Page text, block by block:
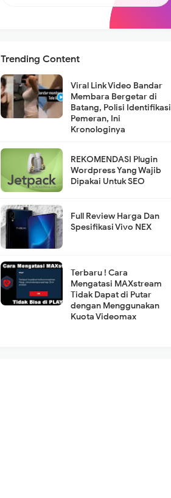
Trending Content
Viral Link Video Bandar
Membara Bergetar di
Batang, Polisi Identifikasi
Pemeran, Ini
Kronologinya
REKOMENDASI Plugin
Wordpress Yang Wajib
Dipakai Untuk SEO
Full Review Harga Dan
Spesifikasi Vivo NEX
Terbaru ! Cara
Mengatasi MAXstream
Tidak Dapat di Putar
dengan Menggunakan
Kuota Videomax